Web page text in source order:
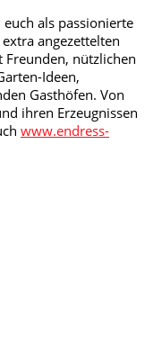
als passionierte
angezettelten
Freunden, nützlichen
Ideen,
Gasthöfen. Von
ihren Erzeugnissen
www.endress-